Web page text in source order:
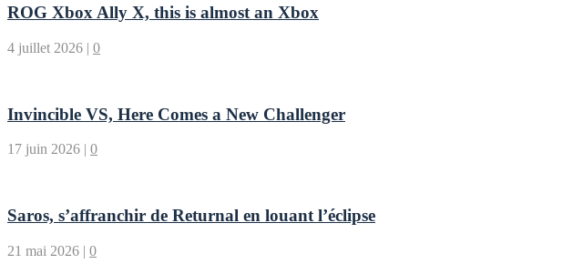
ROG Xbox Ally X, this is almost an Xbox
4 juillet 2026 | 0
Invincible VS, Here Comes a New Challenger
17 juin 2026 | 0
Saros, s’affranchir de Returnal en louant l’éclipse
21 mai 2026 | 0